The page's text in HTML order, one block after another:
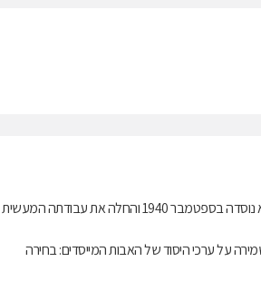
מכבי שירותי בריאות(בשמה הקודם: קופת חולים מכבי) היא אחת מארבע קופות החולים הפועלות בישראל. היא נוסדה בספטמבר 1940 והחלה את עבודתה המעשית
על ערכי היסוד של האבות המייסדים: בחירה